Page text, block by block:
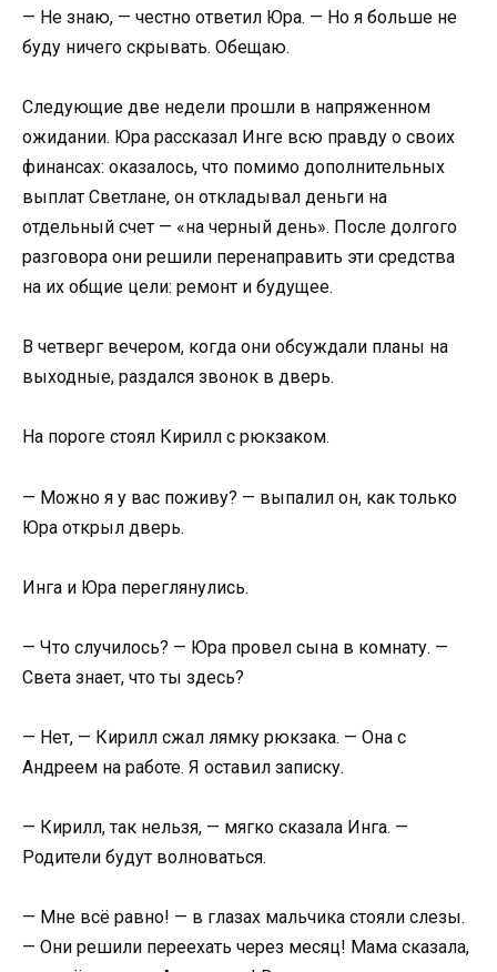
— Не знаю, — честно ответил Юра. — Но я больше не
буду ничего скрывать. Обещаю.
Следующие две недели прошли в напряженном
ожидании. Юра рассказал Инге всю правду о своих
финансах: оказалось, что помимо дополнительных
выплат Светлане, он откладывал деньги на
отдельный счет — «на черный день». После долгого
разговора они решили перенаправить эти средства
на их общие цели: ремонт и будущее.
В четверг вечером, когда они обсуждали планы на
выходные, раздался звонок в дверь.
На пороге стоял Кирилл с рюкзаком.
— Можно я у вас поживу? — выпалил он, как только
Юра открыл дверь.
Инга и Юра переглянулись.
— Что случилось? — Юра провел сына в комнату. —
Света знает, что ты здесь?
— Нет, — Кирилл сжал лямку рюкзака. — Она с
Андреем на работе. Я оставил записку.
— Кирилл, так нельзя, — мягко сказала Инга. —
Родители будут волноваться.
— Мне всё равно! — в глазах мальчика стояли слезы.
— Они решили переехать через месяц! Мама сказала,